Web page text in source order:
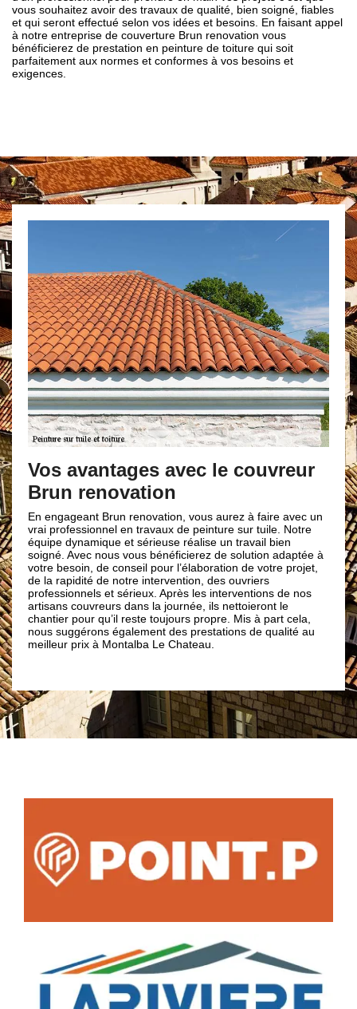
vous souhaitez avoir des travaux de qualité, bien soigné, fiables
et qui seront effectué selon vos idées et besoins. En faisant appel
à notre entreprise de couverture Brun renovation vous
bénéficierez de prestation en peinture de toiture qui soit
parfaitement aux normes et conformes à vos besoins et
exigences.
Vos avantages avec le couvreur
Brun renovation
En engageant Brun renovation, vous aurez à faire avec un
vrai professionnel en travaux de peinture sur tuile. Notre
équipe dynamique et sérieuse réalise un travail bien
soigné. Avec nous vous bénéficierez de solution adaptée à
votre besoin, de conseil pour l’élaboration de votre projet,
de la rapidité de notre intervention, des ouvriers
professionnels et sérieux. Après les interventions de nos
artisans couvreurs dans la journée, ils nettoieront le
chantier pour qu’il reste toujours propre. Mis à part cela,
nous suggérons également des prestations de qualité au
meilleur prix à Montalba Le Chateau.
de
sur
les
été
et